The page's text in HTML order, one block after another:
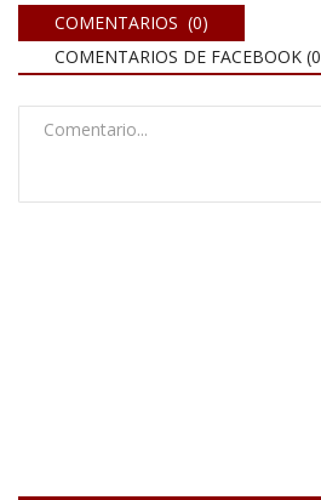
COMENTARIOS (0)
COMENTARIOS DE FACEBOOK (0